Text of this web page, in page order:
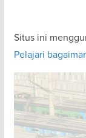
Situs ini
Pelajari